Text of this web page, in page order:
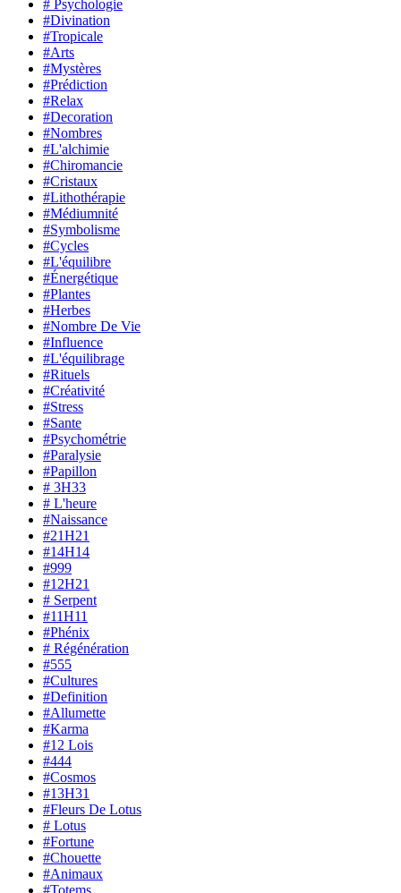
# Psychologie
#Divination
#Tropicale
#Arts
#Mystères
#Prédiction
#Relax
#Decoration
#Nombres
#L'alchimie
#Chiromancie
#Cristaux
#Lithothérapie
#Médiumnité
#Symbolisme
#Cycles
#L'équilibre
#Énergétique
#Plantes
#Herbes
#Nombre De Vie
#Influence
#L'équilibrage
#Rituels
#Créativité
#Stress
#Sante
#Psychométrie
#Paralysie
#Papillon
# 3H33
# L'heure
#Naissance
#21H21
#14H14
#999
#12H21
# Serpent
#11H11
#Phénix
# Régénération
#555
#Cultures
#Definition
#Allumette
#Karma
#12 Lois
#444
#Cosmos
#13H31
#Fleurs De Lotus
# Lotus
#Fortune
#Chouette
#Animaux
#Totems